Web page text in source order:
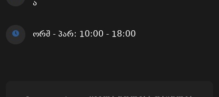
ა
ორშ - პარ: 10:00 - 18:00